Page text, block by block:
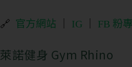
🔗 官方網站 IG FB 粉專
萊諾健身 Gym Rhino